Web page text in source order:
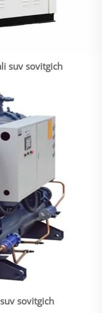
suv sovitgich
sovitgich